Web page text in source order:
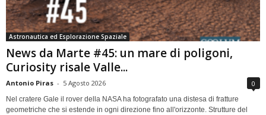
Astronautica ed Esplorazione Spaziale
News da Marte #45: un mare di poligoni,
Curiosity risale Valle...
Antonio Piras - 5 Agosto 2026 0
Nel cratere Gale il rover della NASA ha fotografato una distesa di fratture
geometriche che si estende in ogni direzione fino all'orizzonte. Strutture del